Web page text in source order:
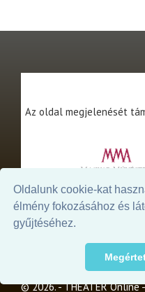
Oldalunk cookie-kat
élmény fokozásához és
gyűjtéséhez.
Az oldal megjelenését
© 2026. - THEATER Online